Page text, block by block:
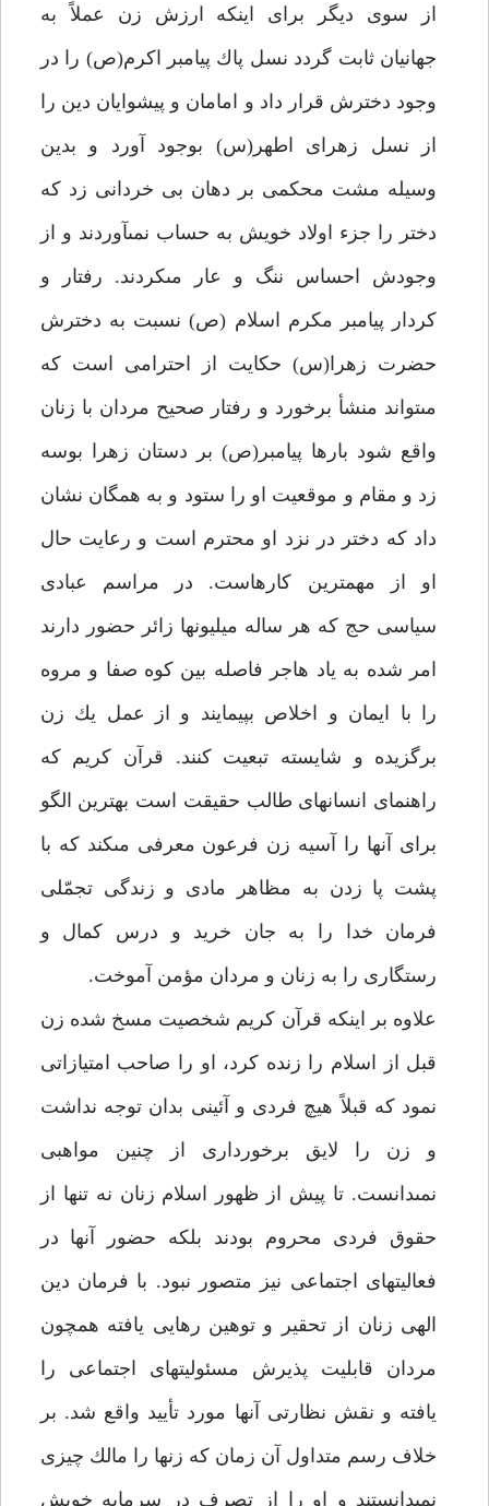
از سوى ديگر براى اينكه ارزش زن عملاً به
جهانيان ثابت گردد نسل پاك پيامبر اكرم(ص) را در
وجود دخترش قرار داد و امامان و پيشوايان دين را
از نسل زهراى اطهر(س) بوجود آورد و بدين
وسيله مشت محكمى بر دهان بى خردانى زد كه
دختر را جزء اولاد خويش به حساب نمى‏آوردند و از
وجودش احساس ننگ و عار مى‏كردند. رفتار و
كردار پيامبر مكرم اسلام (ص) نسبت به دخترش
حضرت زهرا(س) حكايت از احترامى است كه
مى‏تواند منشأ برخورد و رفتار صحيح مردان با زنان
واقع شود بارها پيامبر(ص) بر دستان زهرا بوسه
زد و مقام و موقعيت او را ستود و به همگان نشان
داد كه دختر در نزد او محترم است و رعايت حال
او از مهمترين كارهاست. در مراسم عبادى
سياسى حج كه هر ساله ميليونها زائر حضور دارند
امر شده به ياد هاجر فاصله بين كوه صفا و مروه
را با ايمان و اخلاص بپيمايند و از عمل يك زن
برگزيده و شايسته تبعيت كنند. قرآن كريم كه
راهنماى انسانهاى طالب حقيقت است بهترين الگو
براى آنها را آسيه زن فرعون معرفى مى‏كند كه با
پشت پا زدن به مظاهر مادى و زندگى تجمّلى
فرمان خدا را به جان خريد و درس كمال و
رستگارى را به زنان و مردان مؤمن آموخت.
علاوه بر اينكه قرآن كريم شخصيت مسخ شده زن
قبل از اسلام را زنده كرد، او را صاحب امتيازاتى
نمود كه قبلاً هيچ فردى و آئينى بدان توجه نداشت
و زن را لايق برخوردارى از چنين مواهبى
نمى‏دانست. تا پيش از ظهور اسلام زنان نه تنها از
حقوق فردى محروم بودند بلكه حضور آنها در
فعاليت‏هاى اجتماعى نيز متصور نبود. با فرمان دين
الهى زنان از تحقير و توهين رهايى يافته همچون
مردان قابليت پذيرش مسئوليت‏هاى اجتماعى را
يافته و نقش نظارتى آنها مورد تأييد واقع شد. بر
خلاف رسم متداول آن زمان كه زنها را مالك چيزى
نمى‏دانستند و او را از تصرف در سرمايه خويش